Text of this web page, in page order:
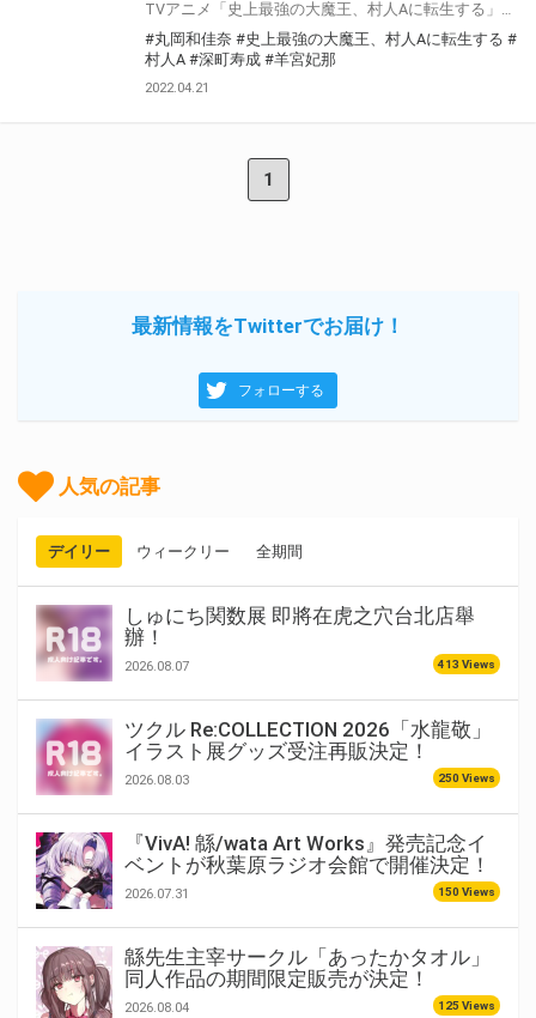
#丸岡和佳奈 #史上最強の大魔王、村人Aに転生する #
村人A #深町寿成 #羊宮妃那
2022.04.21
1
最新情報をTwitterでお届け！
フォローする
人気の記事
デイリー ウィークリー 全期間
しゅにち関数展 即將在虎之穴台北店舉
辦！
2026.08.07 413 Views
ツクル Re:COLLECTION 2026「水龍敬」
イラスト展グッズ受注再販決定！
2026.08.03 250 Views
『VivA! 緜/wata Art Works』発売記念イ
ベントが秋葉原ラジオ会館で開催決定！
2026.07.31 150 Views
緜先生主宰サークル「あったかタオル」
同人作品の期間限定販売が決定！
2026.08.04 125 Views